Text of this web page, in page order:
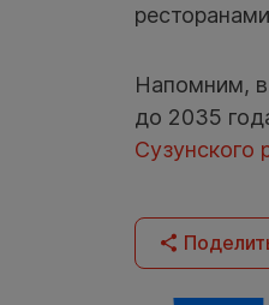
Напомним, в
до 2035
Сузунского